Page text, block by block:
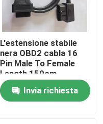
L'estensione stabile
nera OBD2 cabla 16
Pin Male To Female
Length 150cm
Invia richiesta